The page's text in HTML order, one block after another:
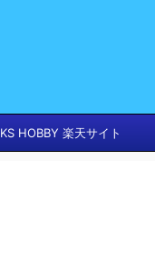
KS HOBBY 楽天サイト